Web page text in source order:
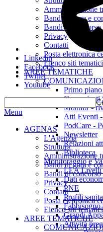
Linkedin
Facebook
Twitter
Youtube
Menu
AGENAS
L'Agenzia
Struttura
Amministrazione
Bandi di gara e
Bandi di concorso
Privacy
Contatti
Posta elettronica
Elenco siti tematici
AREE TEMATICHE
Amministrazione
Bandi di gara e
Bandi di concorso
Privacy
Contatti
Posta elettronica
Elenco siti tematici
AREE TEMATICHE
Primo
Comunicati
Monitor -
Atti Eventi
PodCare -
Newsletter
Relazioni
Biblioteca
Monitoraggio e
LEA Livelli
Dati
PNE
Profili
Fabbisogno
Grandi
Attività